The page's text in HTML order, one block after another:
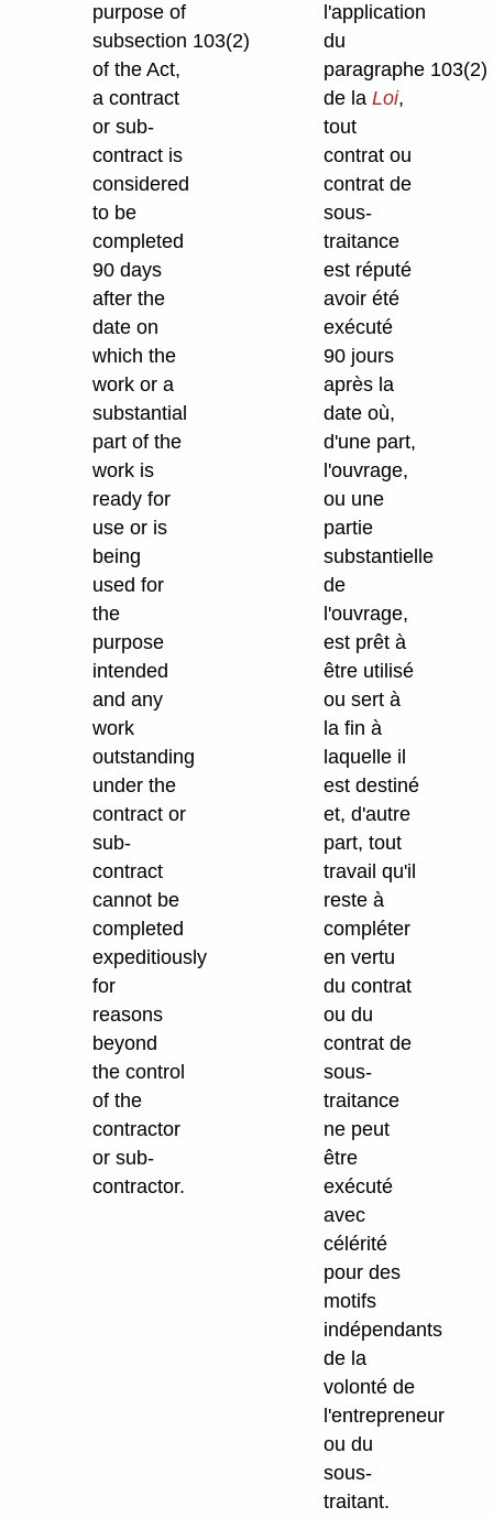
purpose of
subsection 103(2)
of the Act,
a contract
or sub-
contract is
considered
to be
completed
90 days
after the
date on
which the
work or a
substantial
part of the
work is
ready for
use or is
being
used for
the
purpose
intended
and any
work
outstanding
under the
contract or
sub-
contract
cannot be
completed
expeditiously
for
reasons
beyond
the control
of the
contractor
or sub-
contractor.
l'application
du
paragraphe 103(2)
de laLoi,
tout
contrat ou
contrat de
sous-
traitance
est réputé
avoir été
exécuté
90 jours
après la
date où,
d'une part,
l'ouvrage,
ou une
partie
substantielle
de
l'ouvrage,
est prêt à
être utilisé
ou sert à
la fin à
laquelle il
est destiné
et, d'autre
part, tout
travail qu'il
reste à
compléter
en vertu
du contrat
ou du
contrat de
sous-
traitance
ne peut
être
exécuté
avec
célérité
pour des
motifs
indépendants
de la
volonté de
l'entrepreneur
ou du
sous-
traitant.